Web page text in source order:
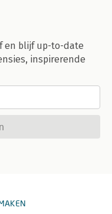
en blijf up-to-date
inspirerende